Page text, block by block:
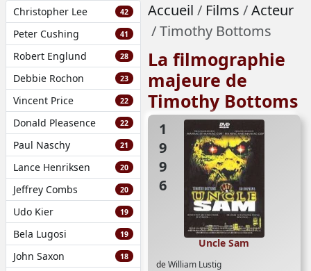
Christopher Lee 42
Peter Cushing 41
Robert Englund 28
Debbie Rochon 23
Vincent Price 22
Donald Pleasence 22
Paul Naschy 21
Lance Henriksen 20
Jeffrey Combs 20
Udo Kier 19
Bela Lugosi 19
John Saxon 18
Accueil Films
Acteur
Timothy Bottoms
La filmographie
majeure de
Timothy Bottoms
1996
deWilliam Lustig
Uncle Sam